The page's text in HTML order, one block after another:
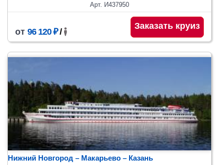
Арт. И437950
от 96 120 ₽/
Заказать круиз
Нижний Новгород – Макарьево – Казань